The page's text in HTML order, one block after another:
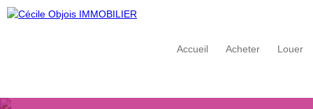
Accueil Acheter Louer